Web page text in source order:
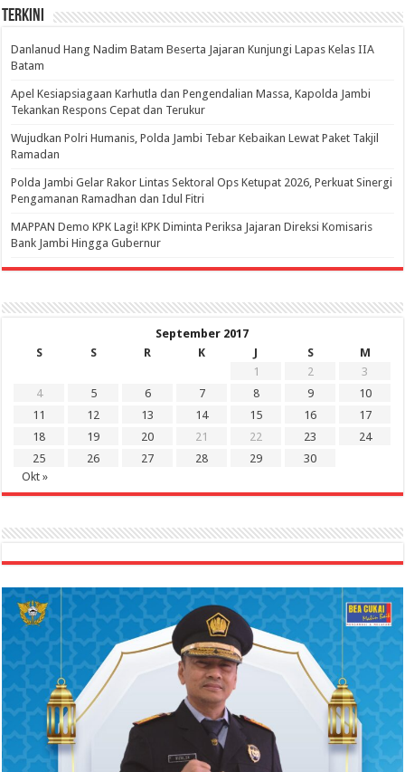
Terkini
Danlanud Hang Nadim Batam Beserta Jajaran Kunjungi Lapas Kelas IIA
Batam
Apel Kesiapsiagaan Karhutla dan Pengendalian Massa, Kapolda Jambi
Tekankan Respons Cepat dan Terukur
Wujudkan Polri Humanis, Polda Jambi Tebar Kebaikan Lewat Paket Takjil
Ramadan
Polda Jambi Gelar Rakor Lintas Sektoral Ops Ketupat 2026, Perkuat Sinergi
Pengamanan Ramadhan dan Idul Fitri
‎MAPPAN Demo KPK Lagi! KPK Diminta Periksa Jajaran Direksi Komisaris
Bank Jambi Hingga Gubernur ‎
September 2017
S
S R K J S
M
1
2
3
4
5 6 7 8 9
10
11
12 13 14 15 16
17
18
19 20 21 22 23
24
25
26 27 28 29
30
Okt »